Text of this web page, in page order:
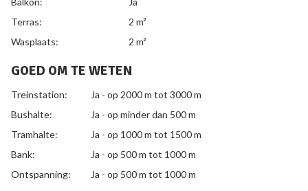
Terras:
2 m²
Wasplaats:
2 m²
GOED OM TE WETEN
Treinstation:
Ja - op 2000 m tot 3000 m
Bushalte:
Ja - op minder dan 500 m
Tramhalte:
Ja - op 1000 m tot 1500 m
Bank:
Ja - op 500 m tot 1000 m
Ontspanning:
Ja - op 500 m tot 1000 m